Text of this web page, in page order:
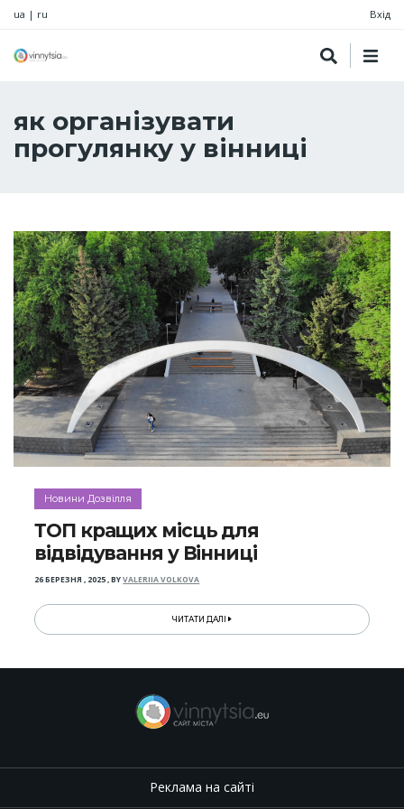
ua | ru Вхід
як організувати
прогулянку у вінниці
Новини Дозвілля
ТОП кращих місць для
відвідування у Вінниці
26 БЕРЕЗНЯ , 2025,BYVALERIIA VOLKOVA
ЧИТАТИ ДАЛІ
Реклама на сайті